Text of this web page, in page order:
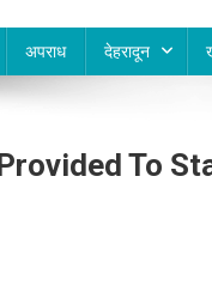
अपराध देहरादून
To